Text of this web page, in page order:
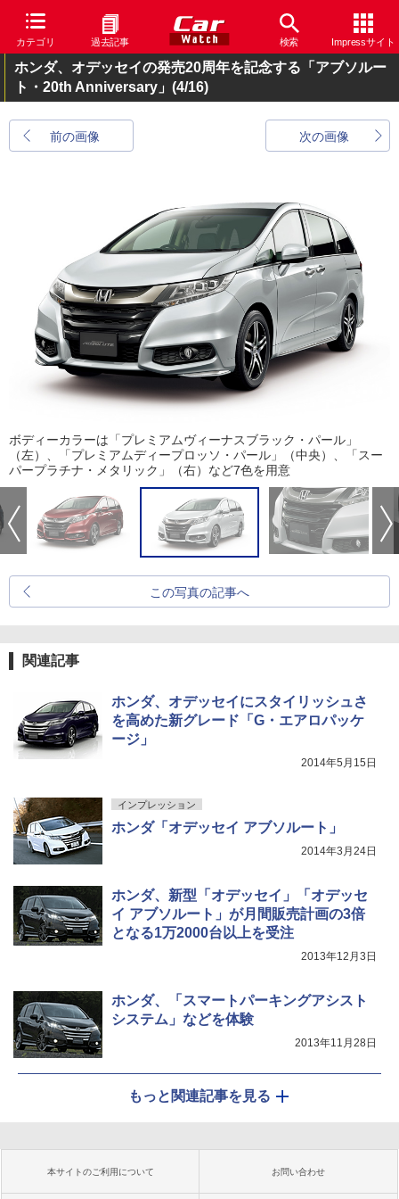
カテゴリ 過去記事 検索 Impressサイト
ホンダ、オデッセイの発売20周年を記念する「アブソルー
ト・20th Anniversary」 (4/16)
前の画像 次の画像
ボディーカラーは「プレミアムヴィーナスブラック・パール」
（左）、「プレミアムディープロッソ・パール」（中央）、「スー
パープラチナ・メタリック」（右）など7色を用意
この写真の記事へ
関連記事
ホンダ、オデッセイにスタイリッシュさ
を高めた新グレード「G・エアロパッケ
ージ」
2014年5月15日
インプレッション
ホンダ「オデッセイ アブソルート」
2014年3月24日
ホンダ、新型「オデッセイ」「オデッセ
イ アブソルート」が月間販売計画の3倍
となる1万2000台以上を受注
2013年12月3日
ホンダ、「スマートパーキングアシスト
システム」などを体験
2013年11月28日
もっと関連記事を見る
本サイトのご利用について お問い合わせ